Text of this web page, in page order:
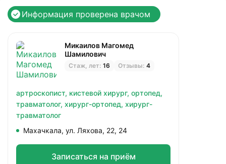
Информация проверена врачом
Микаилов Магомед
Шамилович
Стаж, лет: 16 Отзывы: 4
артроскопист, кистевой хирург, ортопед,
травматолог, хирург-ортопед, хирург-
травматолог
Махачкала, ул. Ляхова, 22, 24
Записаться на приём